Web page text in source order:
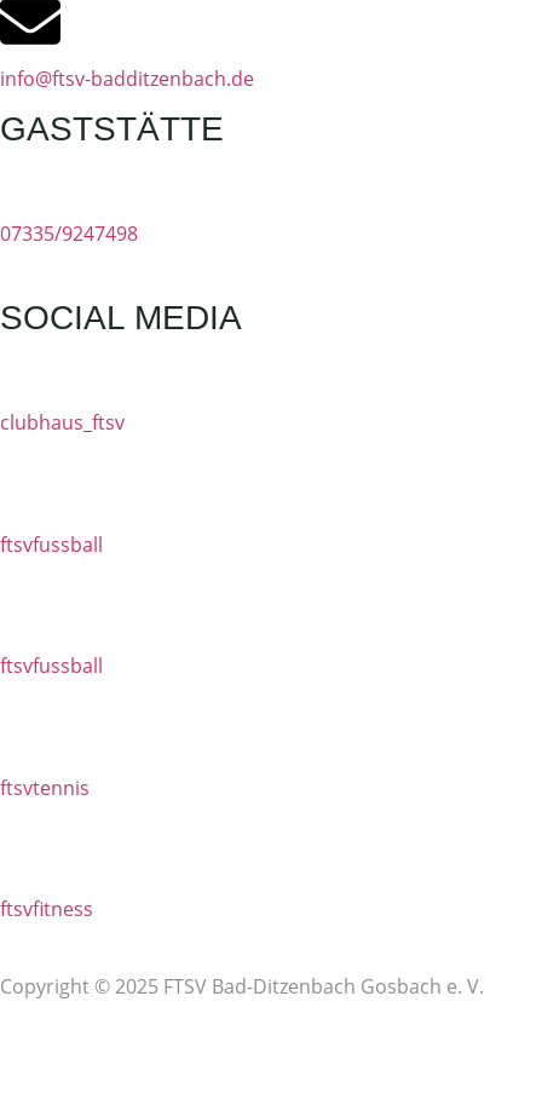
info@ftsv-badditzenbach.de
GASTSTÄTTE
07335/9247498
SOCIAL MEDIA
clubhaus_ftsv
ftsvfussball
ftsvfussball
ftsvtennis
ftsvfitness
Copyright © 2025 FTSV Bad-Ditzenbach Gosbach e. V.